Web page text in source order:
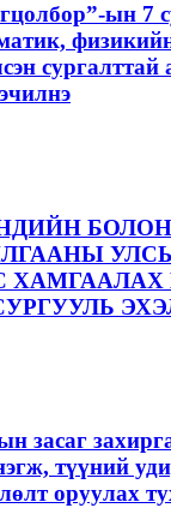
ын 7
сургалттай
БОЛОН
засаг
түүний
оруулах